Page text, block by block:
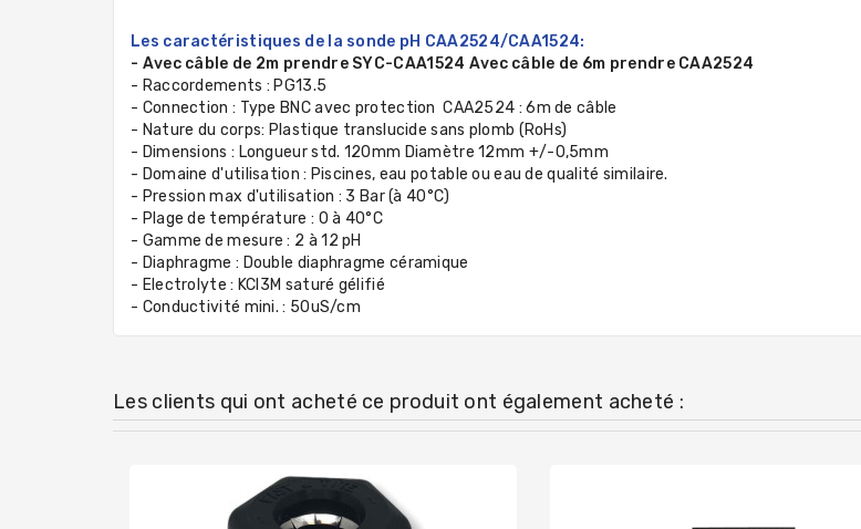
Les caractéristiques de la sonde pH CAA2524/CAA1524:
- Avec câble de 2m prendre SYC-CAA1524 Avec câble de 6m prendre CAA2524
- Raccordements : PG13.5
- Connection : Type BNC avec protection CAA2524 : 6m de câble
- Nature du corps: Plastique translucide sans plomb (RoHs)
- Dimensions : Longueur std. 120mm Diamètre 12mm +/-0,5mm
- Domaine d'utilisation : Piscines, eau potable ou eau de qualité similaire.
- Pression max d'utilisation : 3 Bar(à 40°C)
- Plage de température : 0 à 40°C
- Gamme de mesure : 2 à 12 pH
- Diaphragme : Double diaphragme céramique
- Electrolyte : KCl3M saturé gélifié
- Conductivité mini. : 50uS/cm
Les clients qui ont acheté ce produit ont également acheté :